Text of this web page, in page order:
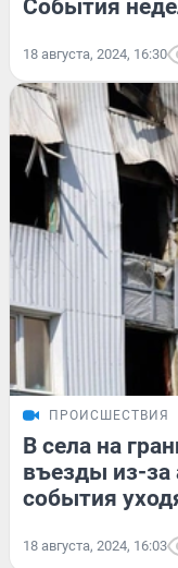
События
18 августа, 2024, 16:30
ПРОИСШЕСТВИЯ
В села на
въезды из-за
события
18 августа, 2024, 16:03